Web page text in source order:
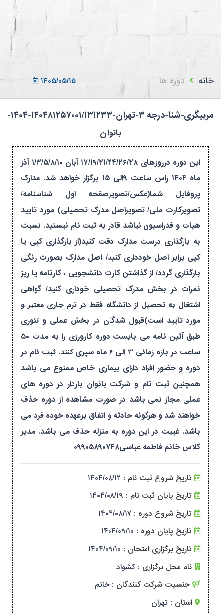
۱۴۰۵/۰۵/۱۵
خانه دوره ها
مربیگری-شنا-درجه ۳-تهران-۱۴۰۴۸۱۲۵۷۰۰۱/۱۳۱۲۳۳-۱۴۰۴-
بانوان
این دوره درروزهای ۱۷/۱۹/۲۱/۲۴/۲۶/۲۸ آبان ۱/۳/۵/۸/۱۰ آذز
ماه ۱۴۰۴ راس ساعت ۹الی ۱۵ برگزار خواهد شد. مدارک
پروفایل شما(عکس/تصویرصفحه اول شناسنامه/
تصویرکارت ملی/ تصویراصل مدرک تحصیلی) مورد تایید
هیات و فدراسیون نباشد قادر به ثبت نام نیستید. نسبت
به بارگذاری درست مدارک دقت کنید(از بارگذاری کپی یا
کپی برابر اصل خودداری کنید/ اصل مدارک بصورت رنگی
بارگذاری گردد/ از گذاشتن کارت دانشجویی ، کارنامه یا ریز
نمرات در بخش مدرک تحصیلی خوداری کنید/ گواهی
اشتغال به تحصیل از دانشگاه فقط در ترم جاری معتبر و
مورد تایید است)قبول شدگان در بخش عملی و تئوری
طبق آئین نامه می بایست دوره کارورزی را به مدت ۵۰
ساعت در بازه زمانی ۳ الی ۶ ماه سپری کنند. ثبت نام در
دوره و حضور افراد دارای بیماری خاص ممنوع می باشد
همچنین ثبت نام و شرکت بانوان باردار در دوره های
عملی مجاز نمی باشد در صورت مشاهده از دوره حذف
خواهند شد و هرگونه حادثه و اتفاق برعهده خوده فرد می
باشد. غیبت در این دوره به منزله حذف می باشد. مدیر
کلاس خانم فاطمه عباسی۰۹۹۰۵۸۹۰۷۴۸
تاریخ شروع ثبت نام : ۱۴۰۴/۰۸/۱۲
تاریخ پایان ثبت نام : ۱۴۰۴/۰۸/۱۹
تاریخ شروع دوره : ۱۴۰۴/۰۸/۱۷
تاریخ پایان دوره : ۱۴۰۴/۰۹/۱۰
تاریخ برگزاری امتحان : ۱۴۰۴/۰۹/۱۰
نام محل برگزاری : کشواد
جنسیت شرکت کنندگان : خانم
استان : تهران